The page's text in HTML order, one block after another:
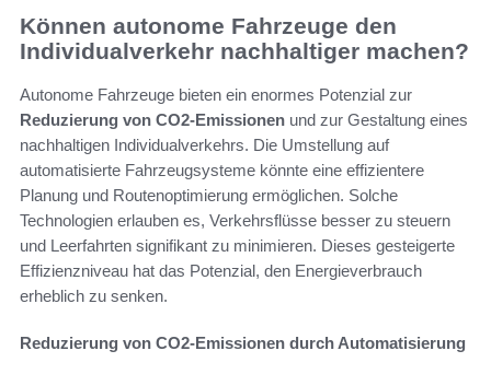
Können autonome Fahrzeuge den
Individualverkehr nachhaltiger machen?
Autonome Fahrzeuge bieten ein enormes Potenzial zur
Reduzierung von CO2-Emissionen und zur Gestaltung eines
nachhaltigen Individualverkehrs. Die Umstellung auf
automatisierte Fahrzeugsysteme könnte eine effizientere
Planung und Routenoptimierung ermöglichen. Solche
Technologien erlauben es, Verkehrsflüsse besser zu steuern
und Leerfahrten signifikant zu minimieren. Dieses gesteigerte
Effizienzniveau hat das Potenzial, den Energieverbrauch
erheblich zu senken.
Reduzierung von CO2-Emissionen durch Automatisierung